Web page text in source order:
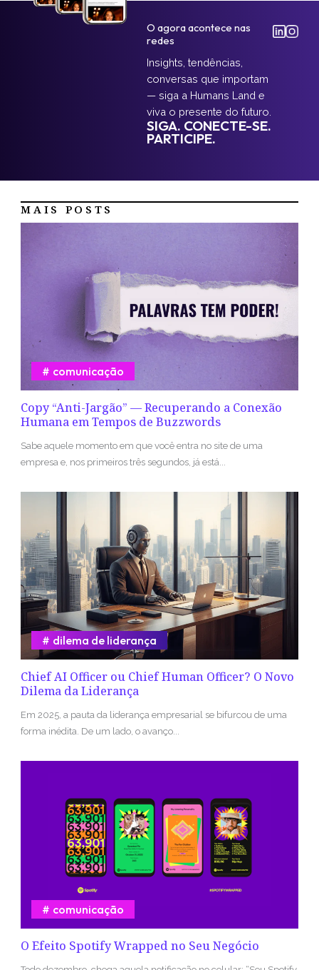
O agora acontece nas
redes
Insights, tendências,
conversas que importam
— siga a Humans Land e
viva o presente do futuro.
SIGA. CONECTE-SE.
PARTICIPE.
MAIS POSTS
Copy “Anti-Jargão” — Recuperando a Conexão
Humana em Tempos de Buzzwords
comunicação
Sabe aquele momento em que você entra no site de uma
empresa e, nos primeiros três segundos, já está...
Chief AI Officer ou Chief Human Officer? O Novo
Dilema da Liderança
dilema de liderança
Em 2025, a pauta da liderança empresarial se bifurcou de uma
forma inédita. De um lado, o avanço...
O Efeito Spotify Wrapped no Seu Negócio
comunicação